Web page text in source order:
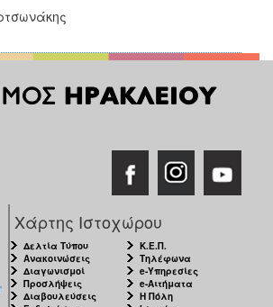
Καρτσωνάκης
Χάρτης Ιστοχώρου
Δελτία Τύπου
Ανακοινώσεις
Διαγωνισμοί
Προσλήψεις
Διαβουλεύσεις
Κ.Ε.Π.
Τηλέφωνα
e-Υπηρεσίες
e-Αιτήματα
Η Πόλη